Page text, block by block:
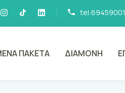
ΠΑΚΕΤΑ ΔΙΑΜΟΝΗ